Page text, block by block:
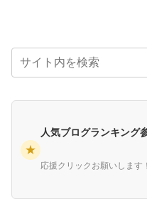
★
人気ブログランキング
応援クリックお願いします！